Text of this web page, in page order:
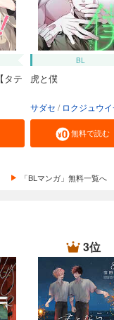
タテ
BL
虎と僕
サダセ ロクジュウ
無料で読む
「BLマンガ」無料一覧へ
3位